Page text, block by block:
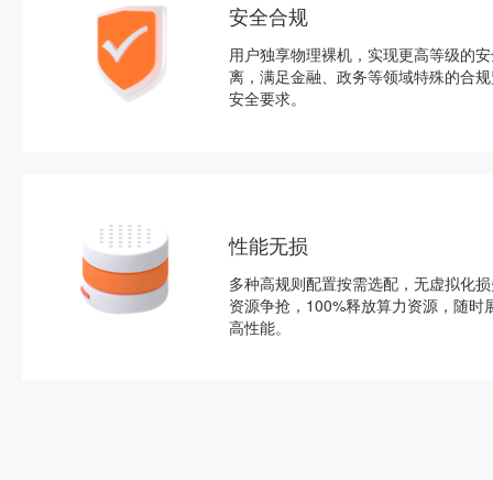
安全合规
用户独享物理裸机，实现更高等级的
离，满足金融、政务等领域特殊的合
安全要求。
性能无损
多种高规则配置按需选配，无虚拟化
资源争抢，100%释放算力资源，随时
高性能。